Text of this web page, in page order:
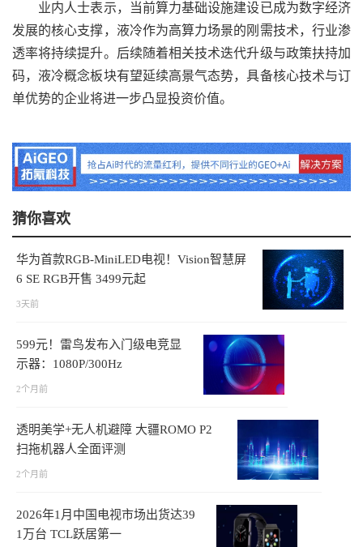
业内人士表示，当前算力基础设施建设已成为数字经济
发展的核心支撑，液冷作为高算力场景的刚需技术，行业渗
透率将持续提升。后续随着相关技术迭代升级与政策扶持加
码，液冷概念板块有望延续高景气态势，具备核心技术与订
单优势的企业将进一步凸显投资价值。
猜你喜欢
华为首款RGB-MiniLED电视！Vision智慧屏
6 SE RGB开售 3499元起
3天前
599元！雷鸟发布入门级电竞显
示器：1080P/300Hz
2个月前
透明美学+无人机避障 大疆ROMO P2
扫拖机器人全面评测
2个月前
2026年1月中国电视市场出货达39
1万台 TCL跃居第一